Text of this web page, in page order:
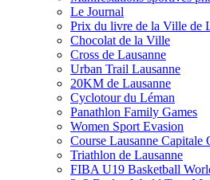
Le Journal
Prix du livre de la Ville de
Chocolat de la Ville
Cross de Lausanne
Urban Trail Lausanne
20KM de Lausanne
Cyclotour du Léman
Panathlon Family Games
Women Sport Evasion
Course Lausanne Capitale
Triathlon de Lausanne
FIBA U19 Basketball